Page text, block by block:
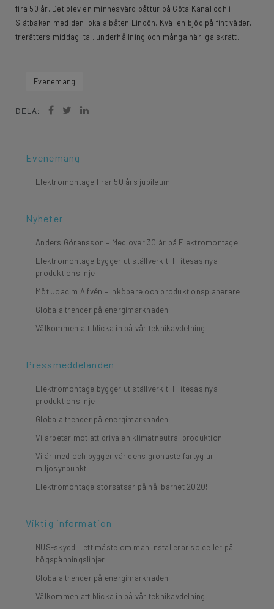
fira 50 år. Det blev en minnesvärd båttur på Göta Kanal och i
Slätbaken med den lokala båten Lindön. Kvällen bjöd på fint väder,
trerätters middag, tal, underhållning och många härliga skratt.
Evenemang
DELA:
Evenemang
Elektromontage firar 50 års jubileum
Nyheter
Anders Göransson – Med över 30 år på Elektromontage
Elektromontage bygger ut ställverk till Fitesas nya
produktionslinje
Möt Joacim Alfvén – Inköpare och produktionsplanerare
Globala trender på energimarknaden
Välkommen att blicka in på vår teknikavdelning
Pressmeddelanden
Elektromontage bygger ut ställverk till Fitesas nya
produktionslinje
Globala trender på energimarknaden
Vi arbetar mot att driva en klimatneutral produktion
Vi är med och bygger världens grönaste fartyg ur
miljösynpunkt
Elektromontage storsatsar på hållbarhet 2020!
Viktig information
NUS-skydd – ett måste om man installerar solceller på
högspänningslinjer
Globala trender på energimarknaden
Välkommen att blicka in på vår teknikavdelning